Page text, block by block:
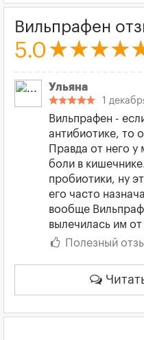
Вильпрафен
5.0
Ульяна
1
Вильпрафен -
антибиотике, то
Правда от него у
боли в
пробиотики, ну
его часто
вообще
вылечилась им
Полезный